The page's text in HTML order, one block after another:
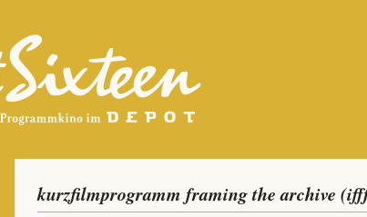
kurzfilmprogramm framing the archive